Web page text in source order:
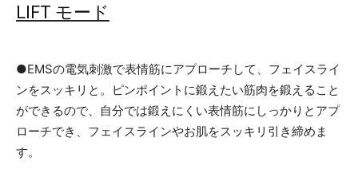
LIFT モード
●EMSの電気刺激で表情筋にアプローチして、フェイスライ
ンをスッキリと。ピンポイントに鍛えたい筋肉を鍛えること
ができるので、自分では鍛えにくい表情筋にしっかりとアプ
ローチでき、フェイスラインやお肌をスッキリ引き締めま
す。